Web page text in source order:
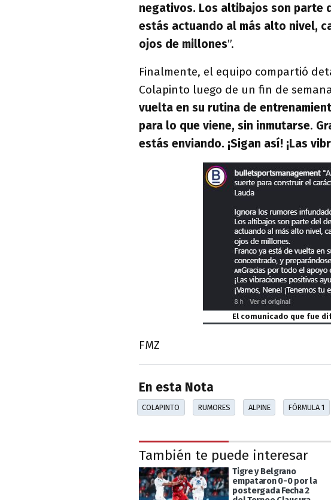
negativos. Los altibajos son parte
estás actuando al más alto nivel,
ojos de millones”.
Finalmente, el equipo compartió
Colapinto luego de un fin de
vuelta en su rutina de
para lo que viene, sin inmutarse.
estás enviando. ¡Sigan así! ¡Las
El comunicado que fue
FMZ
En esta Nota
COLAPINTO RUMORES ALPINE FÓRMULA 1
También te puede interesar
Tigre y Belgrano
empataron 0-0 por la
postergada Fecha 2